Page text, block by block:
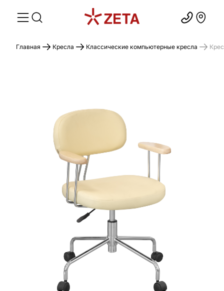
Главная Кресла Классические компьютерные кресла